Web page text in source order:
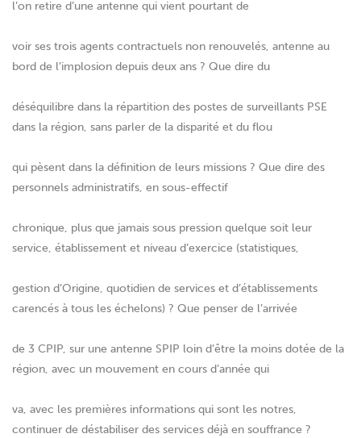
l’on retire d’une antenne qui vient pourtant de
voir ses trois agents contractuels non renouvelés, antenne au
bord de l’implosion depuis deux ans ? Que dire du
déséquilibre dans la répartition des postes de surveillants PSE
dans la région, sans parler de la disparité et du flou
qui pèsent dans la définition de leurs missions ? Que dire des
personnels administratifs, en sous-effectif
chronique, plus que jamais sous pression quelque soit leur
service, établissement et niveau d’exercice (statistiques,
gestion d’Origine, quotidien de services et d’établissements
carencés à tous les échelons) ? Que penser de l’arrivée
de 3 CPIP, sur une antenne SPIP loin d’être la moins dotée de la
région, avec un mouvement en cours d’année qui
va, avec les premières informations qui sont les notres,
continuer de déstabiliser des services déjà en souffrance ?